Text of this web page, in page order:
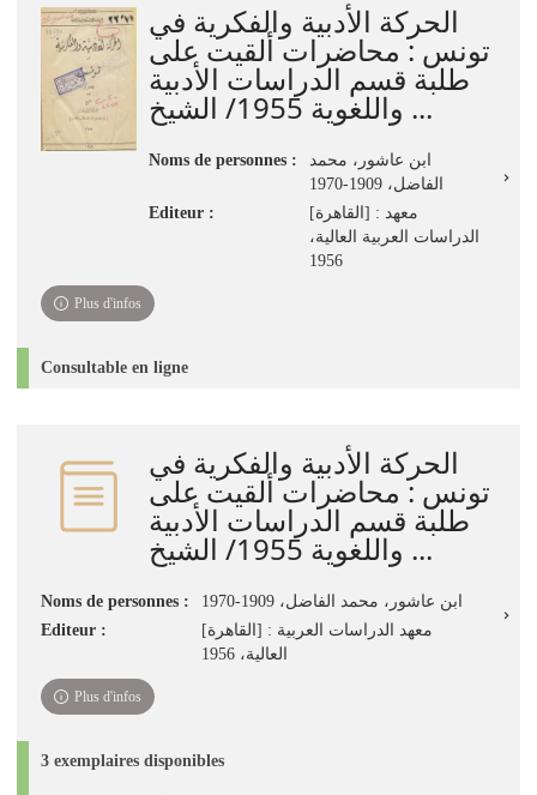
الحركة الأدبية والفكرية في
تونس : محاضرات ألقيت على
طلبة قسم الدراسات الأدبية
واللغوية 1955/ الشيخ ...
Noms de personnes :
ابن عاشور، محمد
الفاضل، 1909-1970
Editeur :
[القاهرة] : معهد
الدراسات العربية العالية،
1956
Plus d'infos
Consultable en ligne
الحركة الأدبية والفكرية في
تونس : محاضرات ألقيت على
طلبة قسم الدراسات الأدبية
واللغوية 1955/ الشيخ ...
Noms de personnes :
ابن عاشور، محمد الفاضل، 1909-1970
Editeur :
[القاهرة] : معهد الدراسات العربية
العالية، 1956
Plus d'infos
3 exemplaires disponibles